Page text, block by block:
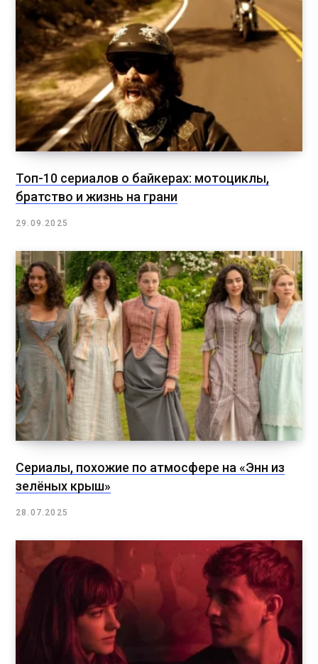
Топ-10 сериалов о байкерах: мотоциклы,
братство и жизнь на грани
29.09.2025
Сериалы, похожие по атмосфере на «Энн из
зелёных крыш»
28.07.2025